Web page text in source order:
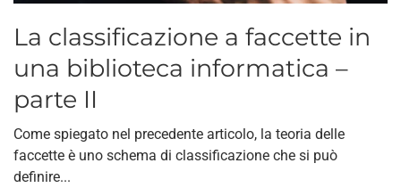
La classificazione a faccette in
una biblioteca informatica –
parte II
Come spiegato nel precedente articolo, la teoria delle
faccette è uno schema di classificazione che si può
definire...